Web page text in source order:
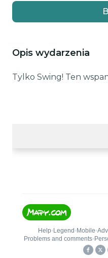
Opis wydarzenia
Tylko Swing! Ten